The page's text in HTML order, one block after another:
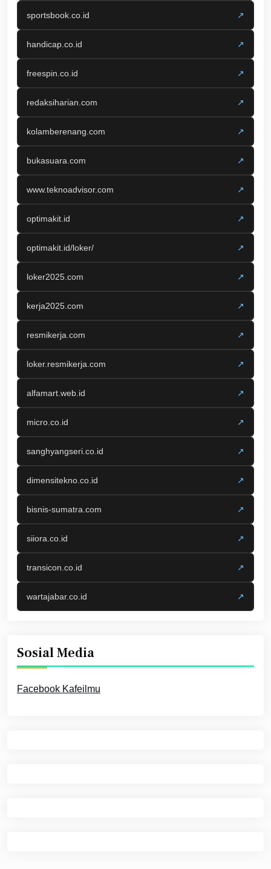
sportsbook.co.id ↗
handicap.co.id ↗
freespin.co.id ↗
redaksiharian.com ↗
kolamberenang.com ↗
bukasuara.com ↗
www.teknoadvisor.com ↗
optimakit.id ↗
optimakit.id/loker/ ↗
loker2025.com ↗
kerja2025.com ↗
resmikerja.com ↗
loker.resmikerja.com ↗
alfamart.web.id ↗
micro.co.id ↗
sanghyangseri.co.id ↗
dimensitekno.co.id ↗
bisnis-sumatra.com ↗
siiora.co.id ↗
transicon.co.id ↗
wartajabar.co.id ↗
Sosial Media
Facebook Kafeilmu